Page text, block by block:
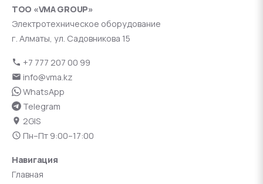
ТОО «VMA GROUP»
Электротехническое оборудование
г. Алматы, ул. Садовникова 15
+7 777 207 00 99
info@vma.kz
WhatsApp
Telegram
2GIS
Пн–Пт 9:00–17:00
Навигация
Главная